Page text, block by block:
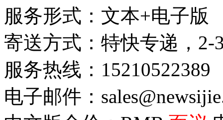
服务形式：文本+电子版
寄送方式：特快专递，2-
服务热线：15210522389
电子邮件：